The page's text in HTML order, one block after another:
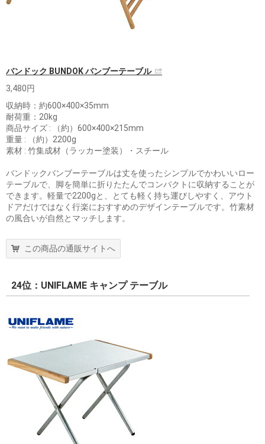
バンドック BUNDOK バンブーテーブル
3,480円
収納時：約600×400×35mm
耐荷重：20kg
商品サイズ : （約）600×400×215mm
重量 : （約）2200g
素材 : 竹集成材（ラッカー塗装）・スチール
バンドックバンブーテーブルは丈を使ったシンプルでかわいいロー
テーブルで、脚を簡単に折りたたんでコンパクトに収納することが
できます。軽量で2200gと、とても軽く持ち運びしやすく、アウト
ドアだけではなく行楽におすすめのデザインテーブルです。竹素材
の風合いが自然とマッチします。
この商品の通販サイトへ
24位：UNIFLAME キャンプ テーブル